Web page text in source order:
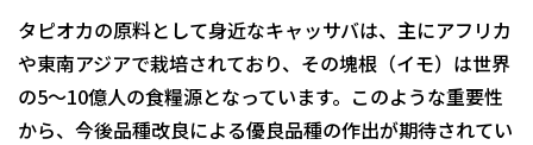
タピオカの原料として身近なキャッサバは、主にアフリカ
や東南アジアで栽培されており、その塊根（イモ）は世界
の5～10億人の食糧源となっています。このような重要性
から、今後品種改良による優良品種の作出が期待されてい